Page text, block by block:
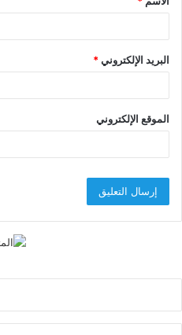
*
البريد الإلكتروني*
الموقع الإلكتروني